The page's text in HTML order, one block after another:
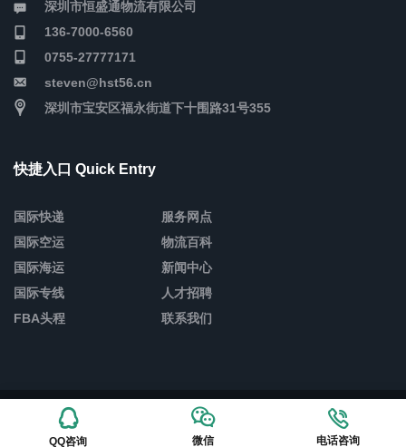
深圳市恒盛通物流有限公司
136-7000-6560
0755-27777171
steven@hst56.cn
深圳市宝安区福永街道下十围路31号355
快捷入口 Quick Entry
国际快递
国际空运
国际海运
国际专线
FBA头程
服务网点
物流百科
新闻中心
人才招聘
联系我们
Copyright © 2026 深圳市恒盛通物流有限公司 网站地图 粤ICP备
15003520号-3
QQ咨询 微信 电话咨询